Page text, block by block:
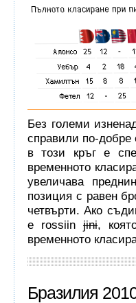
Без големи
справили по-добре
в този кръг е
временното
увеличава
позиция с равен
четвърти. Ако
е rossiin jini,
временното
Бразилия